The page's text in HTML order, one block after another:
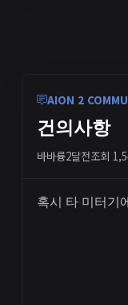
AION 2
건의사항
바바륭2달전조회
혹시 타 미터기